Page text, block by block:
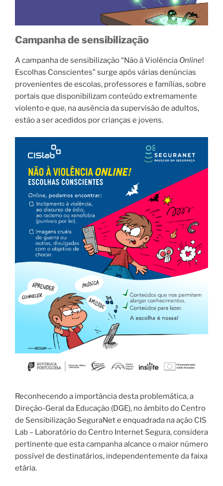
Campanha de sensibilização
A campanha de sensibilização “Não à Violência Online!
Escolhas Conscientes” surge após várias denúncias
provenientes de escolas, professores e famílias, sobre
portais que disponibilizam conteúdo extremamente
violento e que, na ausência da supervisão de adultos,
estão a ser acedidos por crianças e jovens.
Reconhecendo a importância desta problemática, a
Direção-Geral da Educação (DGE), no âmbito do Centro
de Sensibilização SeguraNet e enquadrada na ação CIS
Lab – Laboratório do Centro Internet Segura, considera
pertinente que esta campanha alcance o maior número
possível de destinatários, independentemente da faixa
etária.